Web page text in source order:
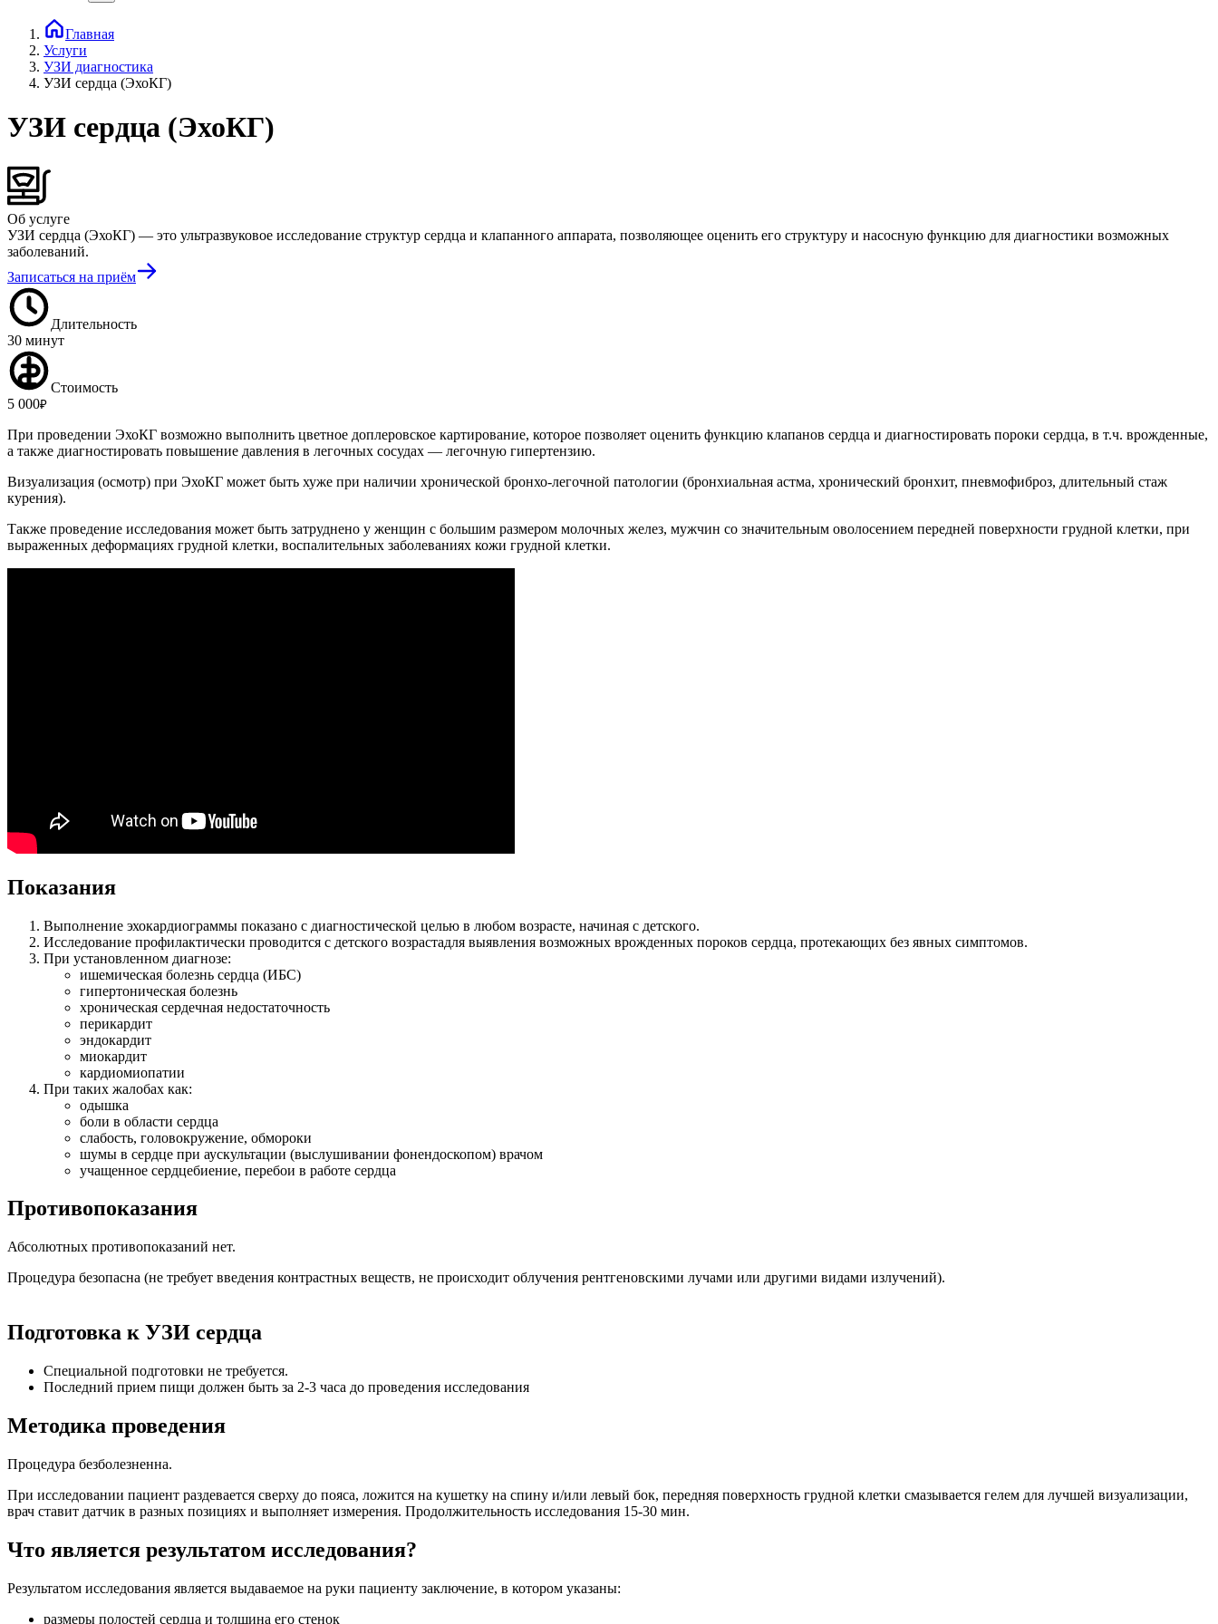
Главная
Услуги
УЗИ диагностика
УЗИ сердца (ЭхоКГ)
УЗИ сердца (ЭхоКГ)
Об услуге
УЗИ сердца (ЭхоКГ) — это ультразвуковое исследование структур сердца и клапанного аппарата, позволяющее оценить его структуру и насосную функцию для диагностики возможных
заболеваний.
Записаться на приём
Длительность
30 минут
Стоимость
5 000₽
При проведении ЭхоКГ возможно выполнить цветное доплеровское картирование, которое позволяет оценить функцию клапанов сердца и диагностировать пороки сердца, в т.ч. врожденные,
а также диагностировать повышение давления в легочных сосудах — легочную гипертензию.
Визуализация (осмотр) при ЭхоКГ может быть хуже при наличии хронической бронхо-легочной патологии (бронхиальная астма, хронический бронхит, пневмофиброз, длительный стаж
курения).
Также проведение исследования может быть затруднено у женщин с большим размером молочных желез, мужчин со значительным оволосением передней поверхности грудной клетки, при
выраженных деформациях грудной клетки, воспалительных заболеваниях кожи грудной клетки.
Показания
Выполнение эхокардиограммы показано с диагностической целью в любом возрасте, начиная с детского.
Исследование профилактически проводится с детского возрастадля выявления возможных врожденных пороков сердца, протекающих без явных симптомов.
При установленном диагнозе:
ишемическая болезнь сердца (ИБС)
гипертоническая болезнь
хроническая сердечная недостаточность
перикардит
эндокардит
миокардит
кардиомиопатии
При таких жалобах как:
одышка
боли в области сердца
слабость, головокружение, обмороки
шумы в сердце при аускультации (выслушивании фонендоскопом) врачом
учащенное сердцебиение, перебои в работе сердца
Противопоказания
Абсолютных противопоказаний нет.
Процедура безопасна (не требует введения контрастных веществ, не происходит облучения рентгеновскими лучами или другими видами излучений).
Подготовка к УЗИ сердца
Специальной подготовки не требуется.
Последний прием пищи должен быть за 2-3 часа до проведения исследования
Методика проведения
Процедура безболезненна.
При исследовании пациент раздевается сверху до пояса, ложится на кушетку на спину и/или левый бок, передняя поверхность грудной клетки смазывается гелем для лучшей визуализации,
врач ставит датчик в разных позициях и выполняет измерения. Продолжительность исследования 15-30 мин.
Что является результатом исследования?
Результатом исследования является выдаваемое на руки пациенту заключение, в котором указаны:
размеры полостей сердца и толщина его стенок